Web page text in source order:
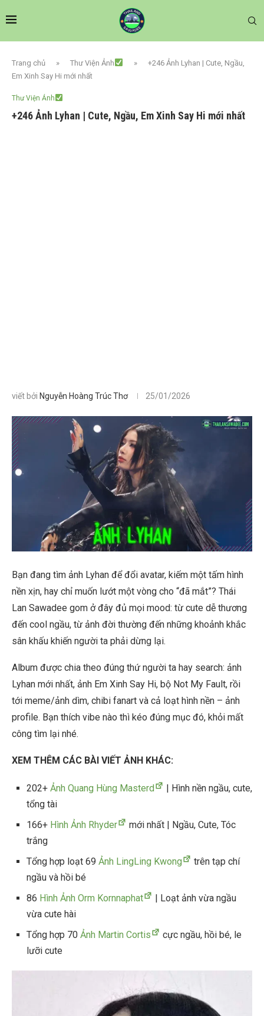
Trang chủ » Thư Viện Ảnh »
+246 Ảnh Lyhan | Cute, Ngầu,
Em Xinh Say Hi mới nhất
Thư Viện Ảnh
+246 Ảnh Lyhan | Cute, Ngầu, Em Xinh Say Hi mới nhất
viết bởi Nguyễn Hoàng Trúc Thơ 25/01/2026
Bạn đang tìm ảnh Lyhan để đổi avatar, kiếm một tấm hình
nền xịn, hay chỉ muốn lướt một vòng cho “đã mắt”? Thái
Lan Sawadee gom ở đây đủ mọi mood: từ cute dễ thương
đến cool ngầu, từ ảnh đời thường đến những khoảnh khắc
sân khấu khiến người ta phải dừng lại.
Album được chia theo đúng thứ người ta hay search: ảnh
Lyhan mới nhất, ảnh Em Xinh Say Hi, bộ Not My Fault, rồi
tới meme/ảnh dìm, chibi fanart và cả loạt hình nền – ảnh
profile. Bạn thích vibe nào thì kéo đúng mục đó, khỏi mất
công tìm lại nhé.
XEM THÊM CÁC BÀI VIẾT ẢNH KHÁC:
202+ Ảnh Quang Hùng Masterd
| Hình nền ngầu, cute,
tổng tài
166+ Hình Ảnh Rhyder
mới nhất | Ngầu, Cute, Tóc
trắng
Tổng hợp loạt 69 Ảnh LingLing Kwong
trên tạp chí
ngầu và hồi bé
86 Hình Ảnh Orm Kornnaphat
| Loạt ảnh vừa ngầu
vừa cute hài
Tổng hợp 70 Ảnh Martin Cortis
cực ngầu, hồi bé, le
lưỡi cute